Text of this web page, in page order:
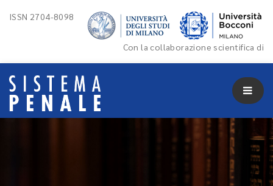
ISSN 2704-8098
Con la collaborazione scientifica di